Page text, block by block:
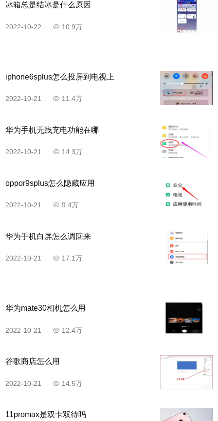
冰箱总是结冰是什么原因
2022-10-22 10.9万
iphone6splus怎么投屏到电视上
2022-10-21 11.4万
华为手机无线充电功能在哪
2022-10-21 14.3万
oppor9splus怎么隐藏应用
2022-10-21 9.4万
华为手机白屏怎么调回来
2022-10-21 17.1万
华为mate30相机怎么用
2022-10-21 12.4万
谷歌商店怎么用
2022-10-21 14.5万
11promax是双卡双待吗